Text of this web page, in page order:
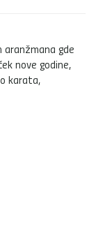
aranžmana gde
nove godine,
karata,